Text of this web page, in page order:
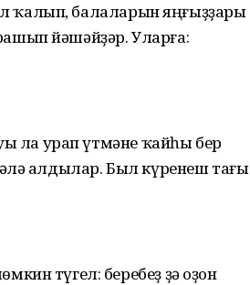
ҡалып, балаларын яңғыҙҙары
йәшәйҙәр. Уларға:
ла урап үтмәне ҡайһы бер
алдылар. Был күренеш тағы
түгел: беребеҙ ҙә оҙон